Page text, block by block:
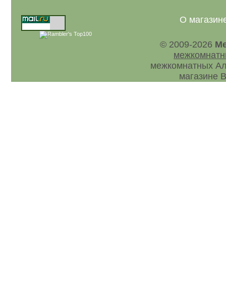
О
© 2009-2026
межкомнатных
магазине